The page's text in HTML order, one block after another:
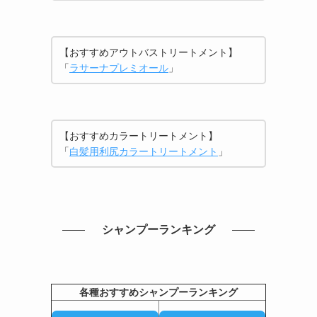
【おすすめアウトバストリートメント】
「ラサーナプレミオール 」
【おすすめカラートリートメント】
「白髪用利尻カラートリートメント 」
シャンプーランキング
各種おすすめシャンプーランキング